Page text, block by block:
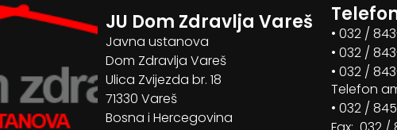
JU Dom Zdravlja Vareš
Javna ustanova
Dom Zdravlja Vareš
Ulica Zvijezda br. 18
71330 Vareš
Bosna i Hercegovina
• 032 /
• 032 /
• 032 /
Telefon
• 032 /